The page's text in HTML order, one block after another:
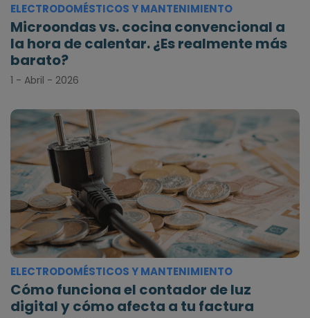
ELECTRODOMÉSTICOS Y MANTENIMIENTO
Microondas vs. cocina convencional a
la hora de calentar. ¿Es realmente más
barato?
1 - Abril - 2026
ELECTRODOMÉSTICOS Y MANTENIMIENTO
Cómo funciona el contador de luz
digital y cómo afecta a tu factura